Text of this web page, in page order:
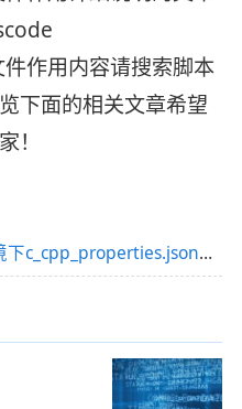
作用内容请搜索脚本
下面的相关文章希望
！
解析VScode在Windows环境下c_cpp_properties.json文件配置问题(推荐)